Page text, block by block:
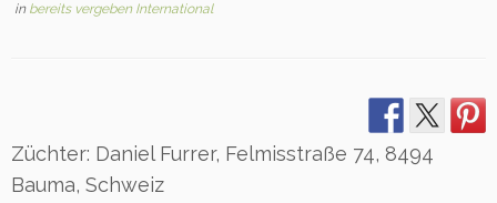
in bereits vergeben International
Züchter: Daniel Furrer, Felmisstraße 74, 8494
Bauma, Schweiz